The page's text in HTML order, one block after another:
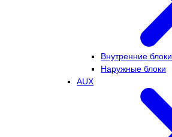
Внутренние блоки
Наружные блоки
AUX